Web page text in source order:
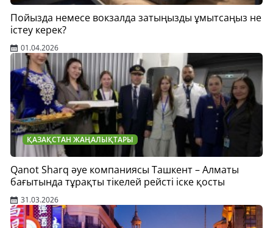
Пойызда немесе вокзалда затыңызды ұмытсаңыз не
істеу керек?
01.04.2026
ҚАЗАҚСТАН ЖАҢАЛЫҚТАРЫ
Qanot Sharq әуе компаниясы Ташкент – Алматы
бағытында тұрақты тікелей рейсті іске қосты
31.03.2026